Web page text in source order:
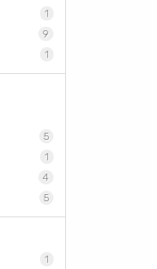
1
9
1
5
1
4
5
1